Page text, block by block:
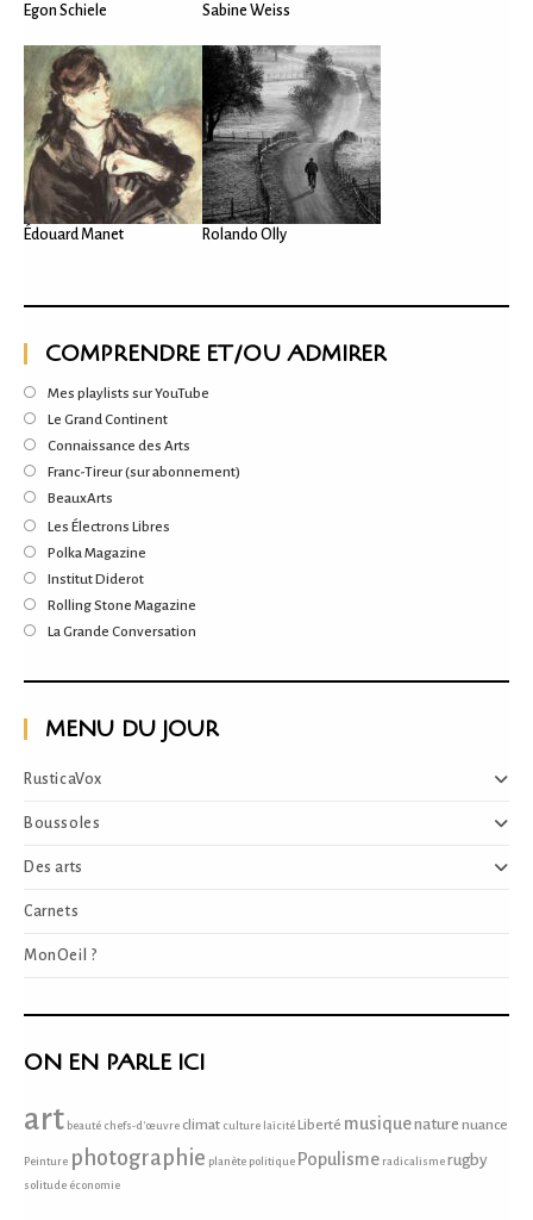
Egon Schiele Sabine Weiss
Édouard Manet Rolando Olly
COMPRENDRE ET/OU ADMIRER
Mes playlists sur YouTube
Le Grand Continent
Connaissance des Arts
Franc-Tireur (sur abonnement)
BeauxArts
Les Électrons Libres
Polka Magazine
Institut Diderot
Rolling Stone Magazine
La Grande Conversation
MENU DU JOUR
RusticaVox
Boussoles
Des arts
Carnets
MonOeil ?
ON EN PARLE ICI
art beauté chefs-d'œuvre climat culture laïcitéLiberté musiquenature nuance
Peinture photographie planète politique Populisme radicalismerugby
solitude économie